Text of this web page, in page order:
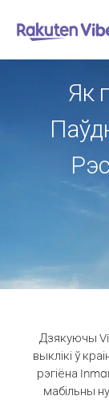
Як
Дзякуючы
выклікі ў
рэгіёна
мабільны